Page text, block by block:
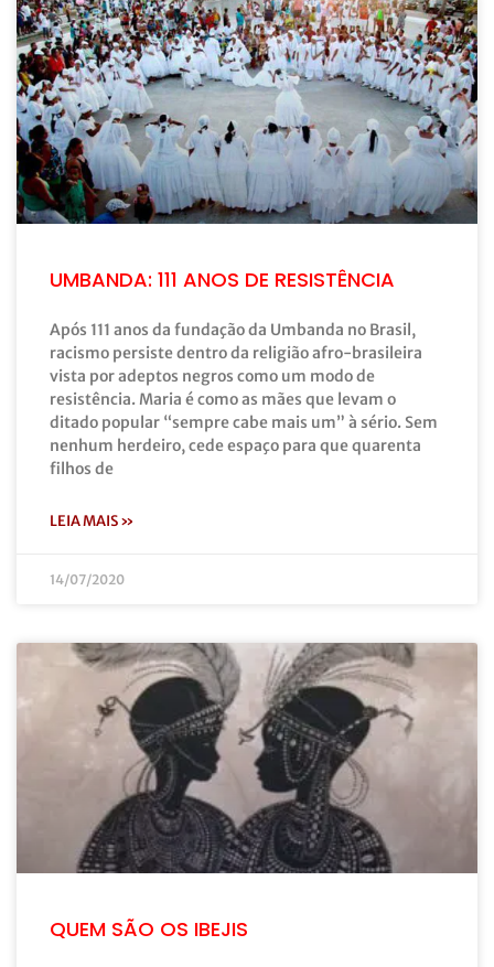
UMBANDA: 111 ANOS DE RESISTÊNCIA
Após 111 anos da fundação da Umbanda no Brasil,
racismo persiste dentro da religião afro-brasileira
vista por adeptos negros como um modo de
resistência. Maria é como as mães que levam o
ditado popular “sempre cabe mais um” à sério. Sem
nenhum herdeiro, cede espaço para que quarenta
filhos de
LEIA MAIS »
14/07/2020
QUEM SÃO OS IBEJIS